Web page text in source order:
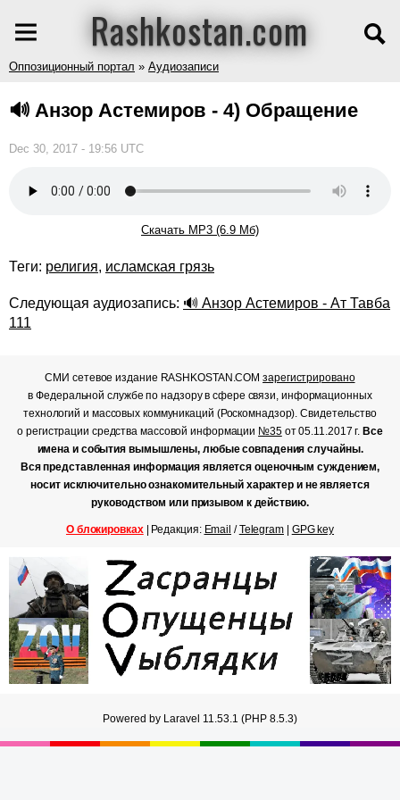
Rashkostan.com
Оппозиционный портал » Аудиозаписи
🔊 Анзор Астемиров - 4) Обращение
Dec 30, 2017 - 19:56 UTC
Скачать MP3 (6.9 Мб)
Теги: религия, исламская грязь
Следующая аудиозапись: 🔊 Анзор Астемиров - Ат Тавба
111
СМИ сетевое издание RASHKOSTAN.COMзарегистрировано
в Федеральной службе по надзору в сфере связи, информационных
технологий и массовых коммуникаций (Роскомнадзор). Свидетельство
о регистрации средства массовой информации №35от 05.11.2017 г.Все
имена и события вымышлены, любые совпадения случайны.
Вся представленная информация является оценочным суждением,
носит исключительно ознакомительный характер и не является
руководством или призывом к действию.
О блокировках| Редакция: Email /Telegram| GPG key
Powered by Laravel 11.53.1 (PHP 8.5.3)